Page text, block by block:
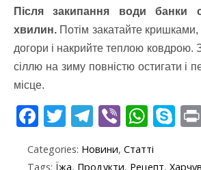
Після закипання води банки
хвилин. Потім закатайте
догори і накрийте теплою ковдрою.
сіллю на зиму повністю остигати і
місце.
F
e
T
itt
T
e
Vi
er
W
at
S
y
Categories: Новини, Статті
Tags: Їжа, Продукти, Рецепт,